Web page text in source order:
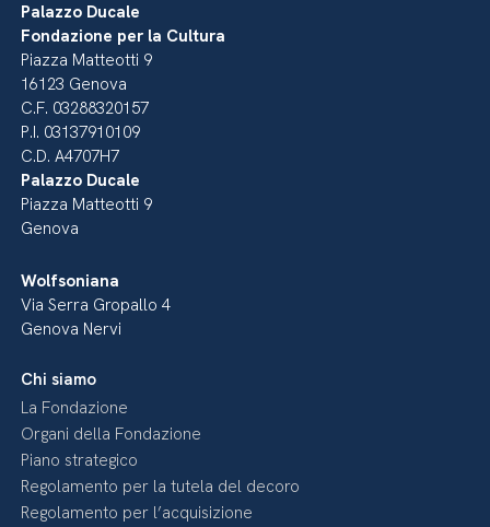
Palazzo Ducale
Fondazione per la Cultura
Piazza Matteotti 9
16123 Genova
C.F. 03288320157
P.I. 03137910109
C.D. A4707H7
Palazzo Ducale
Piazza Matteotti 9
Genova
Wolfsoniana
Via Serra Gropallo 4
Genova Nervi
Chi siamo
La Fondazione
Organi della Fondazione
Piano strategico
Regolamento per la tutela del decoro
Regolamento per l’acquisizione